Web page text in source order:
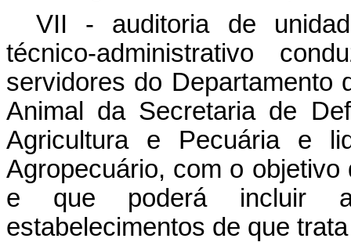
VII - auditoria de
técnico-administrativo
servidores do Departamento
Animal da Secretaria de
Agricultura e Pecuária e
Agropecuário, com o
e que poderá incluir
estabelecimentos de que